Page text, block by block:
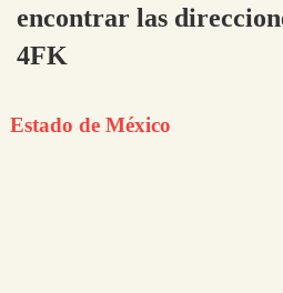
encontrar las
4FK
Estado de México